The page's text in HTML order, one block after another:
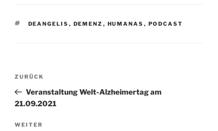
SCHLAGWÖRTER
DEANGELIS , DEMENZ , HUMANAS , PODCAST
Beitragsnavigation
Vorheriger
Beitrag
ZURÜCK
Veranstaltung Welt-Alzheimertag am
21.09.2021
Nächster
WEITER